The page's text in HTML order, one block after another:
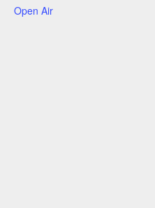
Open Air